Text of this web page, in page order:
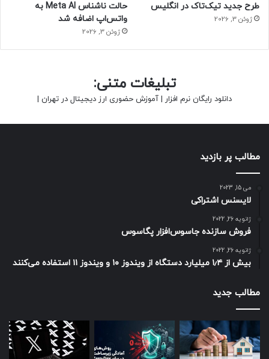
طرح جدید تیک‌تاک در انگلیس
ژوئن 3, 2026
حالت ناشناس Meta AI به
واتس‌اپ اضافه شد
ژوئن 3, 2026
تبلیغات متنی:
دانلود رایگان نرم افزار | آموزش حضوری ارز دیجیتال در تهران |
مطالب پر بازدید
می 15, 2023
لایسنس اشتراکی
ژانویه 26, 2022
فروش سازنده جاسوس‌افزار پگاسوس
ژانویه 26, 2022
بیش از ۱٫۴ میلیارد دستگاه از ویندوز ۱۰ و ویندوز ۱۱ استفاده می‌کنند
مطالب جدید